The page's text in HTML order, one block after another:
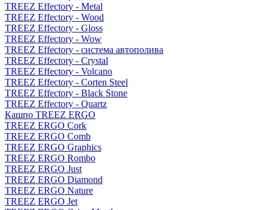
TREEZ Effectory - Metal
TREEZ Effectory - Wood
TREEZ Effectory - Gloss
TREEZ Effectory - Wow
TREEZ Effectory - система автополива
TREEZ Effectory - Crystal
TREEZ Effectory - Volcano
TREEZ Effectory - Corten Steel
TREEZ Effectory - Black Stone
TREEZ Effectory - Quartz
Кашпо TREEZ ERGO
TREEZ ERGO Cork
TREEZ ERGO Comb
TREEZ ERGO Graphics
TREEZ ERGO Rombo
TREEZ ERGO Just
TREEZ ERGO Diamond
TREEZ ERGO Nature
TREEZ ERGO Jet